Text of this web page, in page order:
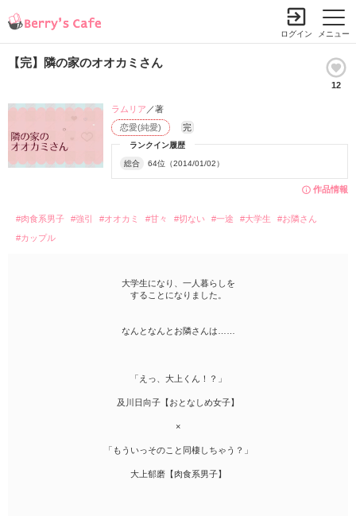
メニュー
ログイン
【完】隣の家のオオカミさん
12
作品情報
ランクイン履歴
総合 64位（2014/01/02）
恋愛(純愛) 完
ラムリア ／著
#肉食系男子 #強引 #オオカミ #甘々 #切ない #一途 #大学生
#お隣さん
#カップル
大学生になり、一人暮らしを
することになりました。
なんとなんとお隣さんは……
「えっ、大上くん！？」
及川日向子【おとなしめ女子】
×
「もういっそのこと同棲しちゃう？」
大上郁磨【肉食系男子】